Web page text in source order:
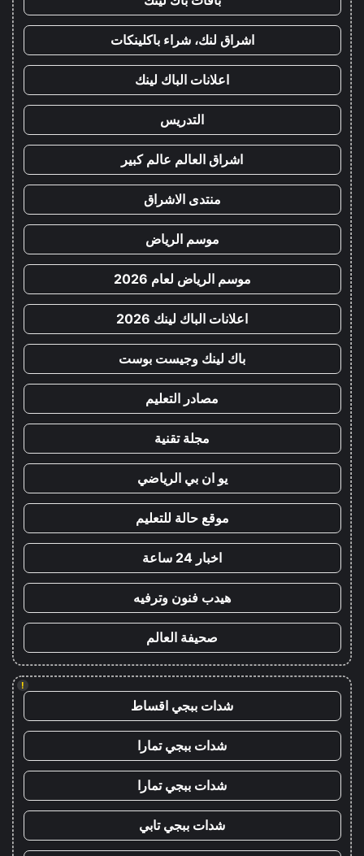
اشراق لنك، شراء باكلينكات
اعلانات الباك لينك
التدريس
اشراق العالم عالم كبير
منتدى الاشراق
موسم الرياض
موسم الرياض لعام 2026
اعلانات الباك لينك 2026
باك لينك وجيست بوست
مصادر التعليم
مجلة تقنية
يو ان بي الرياضي
موقع حالة للتعليم
اخبار 24 ساعة
هيدب فنون وترفيه
صحيفة العالم
!
شدات ببجي اقساط
شدات ببجي تمارا
شدات ببجي تمارا
شدات ببجي تابي